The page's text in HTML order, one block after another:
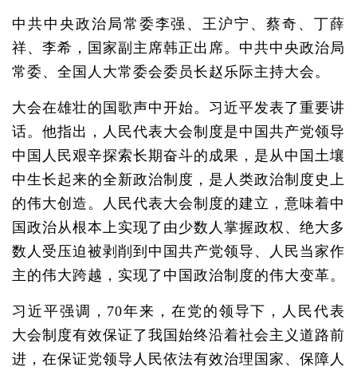
中共中央政治局常委李强、王沪宁、蔡奇、丁薛
祥、李希，国家副主席韩正出席。中共中央政治局
常委、全国人大常委会委员长赵乐际主持大会。
大会在雄壮的国歌声中开始。习近平发表了重要讲
话。他指出，人民代表大会制度是中国共产党领导
中国人民艰辛探索长期奋斗的成果，是从中国土壤
中生长起来的全新政治制度，是人类政治制度史上
的伟大创造。人民代表大会制度的建立，意味着中
国政治从根本上实现了由少数人掌握政权、绝大多
数人受压迫被剥削到中国共产党领导、人民当家作
主的伟大跨越，实现了中国政治制度的伟大变革。
习近平强调，70年来，在党的领导下，人民代表
大会制度有效保证了我国始终沿着社会主义道路前
进，在保证党领导人民依法有效治理国家、保障人